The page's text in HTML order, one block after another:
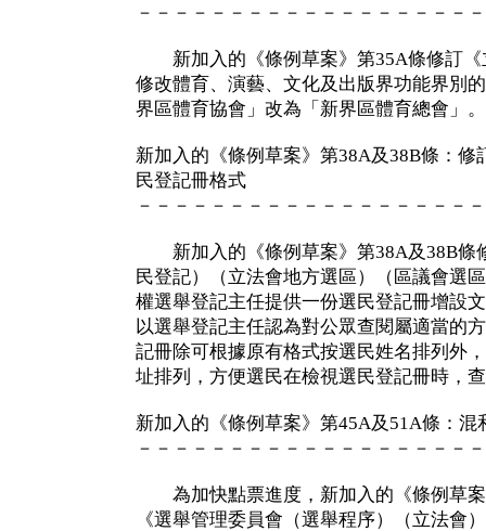
－－－－－－－－－－－－－－－－－－
新加入的《條例草案》第35A條修訂《
修改體育、演藝、文化及出版界功能界別
界區體育協會」改為「新界區體育總會」。
新加入的《條例草案》第38A及38B條：修
民登記冊格式
－－－－－－－－－－－－－－－－－－
新加入的《條例草案》第38A及38B條
民登記）（立法會地方選區）（區議會選
權選舉登記主任提供一份選民登記冊增設
以選舉登記主任認為對公眾查閱屬適當的
記冊除可根據原有格式按選民姓名排列外
址排列，方便選民在檢視選民登記冊時，
新加入的《條例草案》第45A及51A條：混
－－－－－－－－－－－－－－－－－－
為加快點票進度，新加入的《條例草案
《選舉管理委員會（選舉程序）（立法會